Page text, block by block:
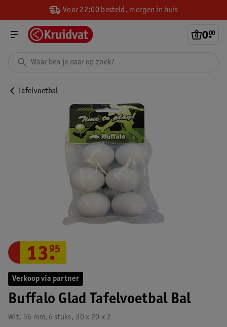
Voor 22:00 besteld, morgen in huis
0.
00
Tafelvoetbal
Verkoop via partner
Buffalo Glad Tafelvoetbal Bal
Wit, 36 mm,6 stuks, 30 x 20 x 2
13.
95